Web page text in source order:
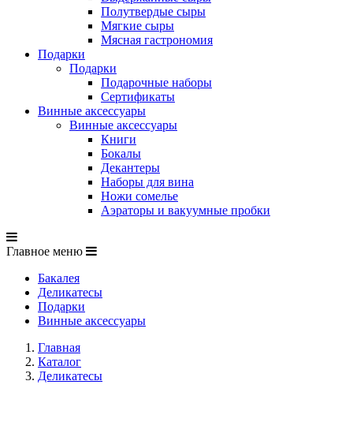
Полутвердые сыры
Мягкие сыры
Мясная гастрономия
Подарки
Подарки
Подарочные наборы
Сертификаты
Винные аксессуары
Винные аксессуары
Книги
Бокалы
Декантеры
Наборы для вина
Ножи сомелье
Аэраторы и вакуумные пробки
Главное меню
Бакалея
Деликатесы
Подарки
Винные аксессуары
Главная
Каталог
Деликатесы